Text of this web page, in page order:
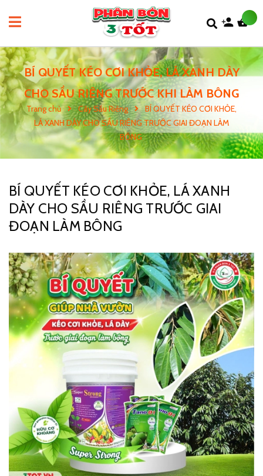
BÍ QUYẾT KÉO CƠI KHỎE, LÁ XANH DÀY
CHO SẦU RIÊNG TRƯỚC KHI LÀM BÔNG
Trang chủ Cây Sầu Riêng
BÍ QUYẾT KÉO CƠI KHỎE,
LÁ XANH DÀY CHO SẦU RIÊNG TRƯỚC GIAI ĐOẠN LÀM
BÔNG
BÍ QUYẾT KÉO CƠI KHỎE, LÁ XANH
DÀY CHO SẦU RIÊNG TRƯỚC GIAI
ĐOẠN LÀM BÔNG